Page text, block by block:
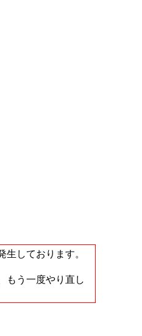
生しております。
もう一度やり直し